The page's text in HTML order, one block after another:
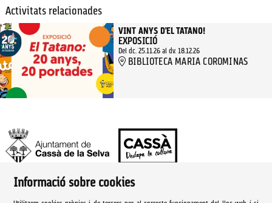
Activitats relacionades
VINT ANYS D’EL TATANO!
EXPOSICIÓ
Del dc. 25.11.26al dv. 18.12.26
BIBLIOTECA MARIA COROMINAS
Ajuntament de Cassà de la Selva | Àrea de cultura
Informació sobre cookies